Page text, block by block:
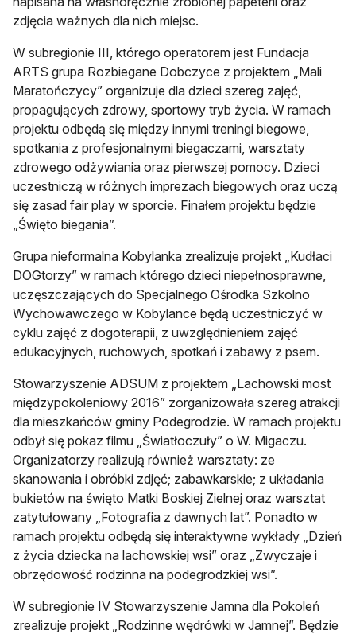
zdjęcia ważnych dla nich miejsc.
W subregionie III, którego operatorem jest Fundacja
ARTS grupa Rozbiegane Dobczyce z projektem „Mali
Maratończycy” organizuje dla dzieci szereg zajęć,
propagujących zdrowy, sportowy tryb życia. W ramach
projektu odbędą się między innymi treningi biegowe,
spotkania z profesjonalnymi biegaczami, warsztaty
zdrowego odżywiania oraz pierwszej pomocy. Dzieci
uczestniczą w różnych imprezach biegowych oraz uczą
się zasad fair play w sporcie. Finałem projektu będzie
„Święto biegania”.
Grupa nieformalna Kobylanka zrealizuje projekt „Kudłaci
DOGtorzy” w ramach którego dzieci niepełnosprawne,
uczęszczających do Specjalnego Ośrodka Szkolno
Wychowawczego w Kobylance będą uczestniczyć w
cyklu zajęć z dogoterapii, z uwzględnieniem zajęć
edukacyjnych, ruchowych, spotkań i zabawy z psem.
Stowarzyszenie ADSUM z projektem „Lachowski most
międzypokoleniowy 2016” zorganizowała szereg atrakcji
dla mieszkańców gminy Podegrodzie. W ramach projektu
odbył się pokaz filmu „Światłoczuły” o W. Migaczu.
Organizatorzy realizują również warsztaty: ze
skanowania i obróbki zdjęć; zabawkarskie; z układania
bukietów na święto Matki Boskiej Zielnej oraz warsztat
zatytułowany „Fotografia z dawnych lat”. Ponadto w
ramach projektu odbędą się interaktywne wykłady „Dzień
z życia dziecka na lachowskiej wsi” oraz „Zwyczaje i
obrzędowość rodzinna na podegrodzkiej wsi”.
W subregionie IV Stowarzyszenie Jamna dla Pokoleń
zrealizuje projekt „Rodzinne wędrówki w Jamnej”. Będzie